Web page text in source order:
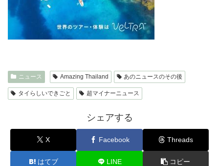
ニュース Amazing Thailand あのニュースのその後
タイらしいできごと 超マイナーニュース
シェアする
X Facebook Threads
はてブ LINE コピー